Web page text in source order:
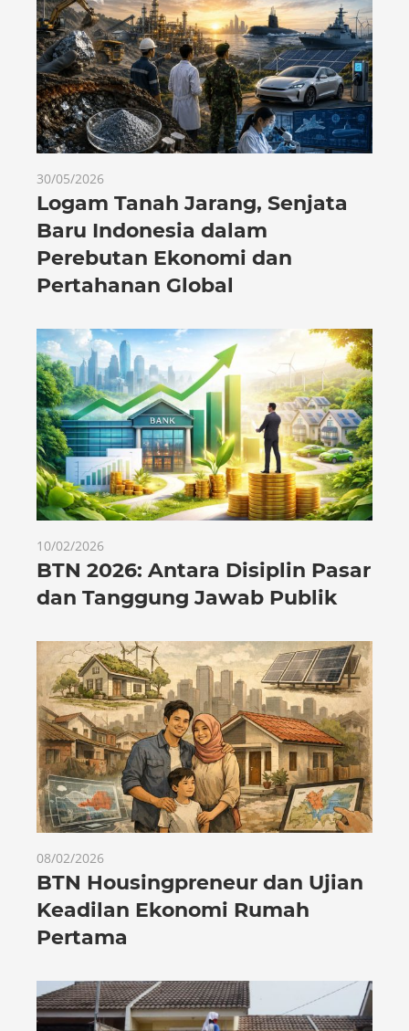
30/05/2026
Logam Tanah Jarang, Senjata
Baru Indonesia dalam
Perebutan Ekonomi dan
Pertahanan Global
10/02/2026
BTN 2026: Antara Disiplin Pasar
dan Tanggung Jawab Publik
08/02/2026
BTN Housingpreneur dan Ujian
Keadilan Ekonomi Rumah
Pertama